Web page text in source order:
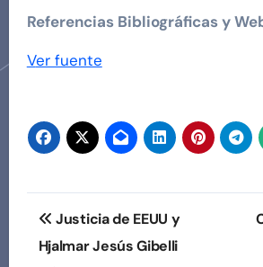
Referencias Bibliográficas y
Navegación
entradas
Ver fuente
Navegación
de
Justicia de EEUU y
Hjalmar Jesús Gibelli